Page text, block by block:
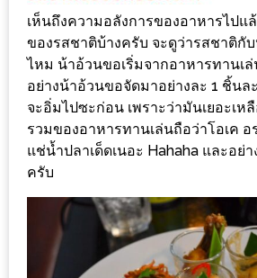
ร์ท
โฟน
ที่
เอาใจ
ขา
กิน
อิ่ม
ไม่
เห็นถึงความอลังการของอาหารไปแล้
ของรสชาติบ้างครับ จะดูว่ารสชาติกั
ไหม น้าอ้วนขอเริ่มจากอาหารทานเ
อย่างน้าอ้วนขอจัดมาอย่างละ 1 ชิ้นล
จะอิ่มไปซะก่อน เพราะว่ามันเยอะเห
รวมของอาหารทานเล่นถือว่าโอเค อ
แช่น้ำปลาเด็ดเนอะ Hahaha และอย่
ครับ